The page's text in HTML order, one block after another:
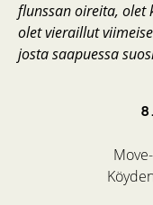
flunssan oireita, olet
olet vieraillut
josta saapuessa